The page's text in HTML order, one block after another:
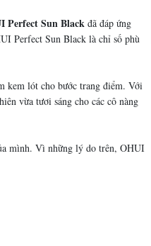
Perfect Sun Black đã đáp ứng
Perfect Sun Black là chỉ số phù
kem lót cho bước trang điểm. Với
vừa tươi sáng cho các cô nàng
mình. Vì những lý do trên, OHUI